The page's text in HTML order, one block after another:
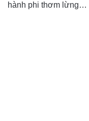
hành phi thơm lừng…